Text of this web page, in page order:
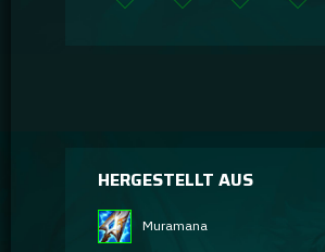
HERGESTELLT AUS
Muramana